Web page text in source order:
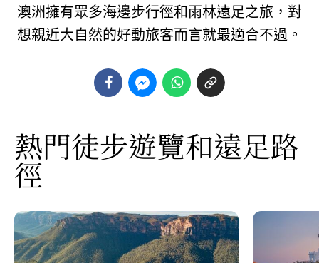
澳洲擁有眾多海邊步行徑和雨林遠足之旅，對
想親近大自然的好動旅客而言就最適合不過。
熱門徒步遊覽和遠足路
徑